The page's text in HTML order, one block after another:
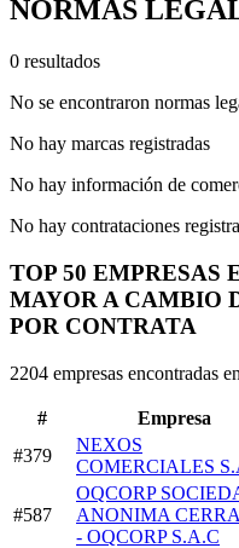
NORMAS
0 resultados
No se encontraron normas
No hay marcas registradas
No hay información de
No hay contrataciones
TOP 50 EMPRESAS
MAYOR A CAMBIO
POR CONTRATA
2204 empresas encontradas
# Empresa
#379
NEXOS
COMERCIALES
#587
OQCORP
ANONIMA
- OQCORP S.A.C